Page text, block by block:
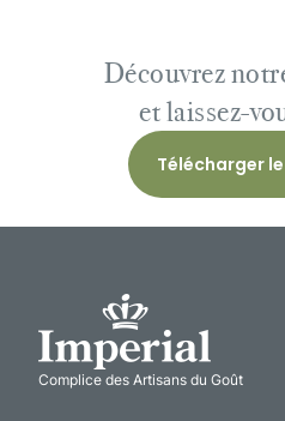
Découvrez
et laissez-
Télécharger
Complice des Artisans du Goût